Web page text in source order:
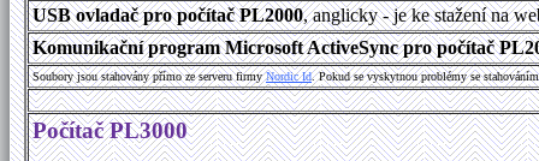
USB ovladač pro počítač PL2000, anglicky - je ke stažení na
Komunikační program Microsoft ActiveSync pro počítač
Soubory jsou stahovány přímo ze serveru firmyNordic Id. Pokud se vyskytnou problémy se
Počítač PL3000